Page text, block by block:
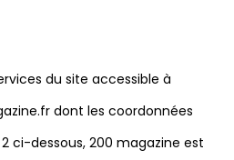
du site accessible à
dont les coordonnées
ci-dessous, 200 magazine est